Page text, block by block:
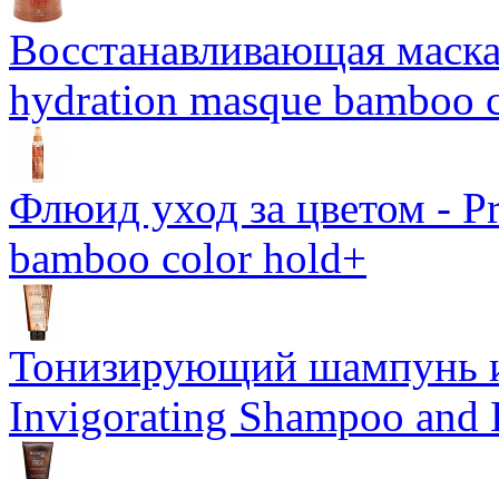
Восстанавливающая
hydration masque bamboo
Флюид уход за цветом -
bamboo color hold+
Тонизирующий шампунь
Invigorating Shampoo and